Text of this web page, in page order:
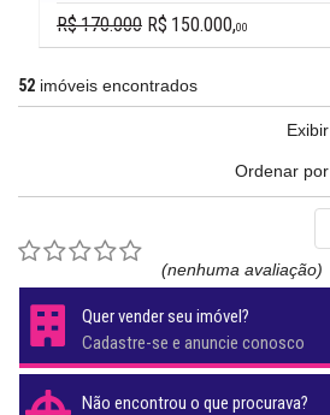
R$ 170.000 R$ 150.000,00
52 imóveis encontrados
Exibir
Ordenar por
(nenhuma avaliação)
Quer vender seu imóvel?
Cadastre-se e anuncie conosco
Não encontrou o que procurava?